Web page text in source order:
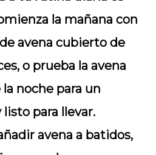
la mañana con
avena cubierto de
o prueba la avena
noche para un
para llevar.
avena a batidos,